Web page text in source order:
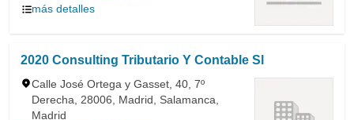
más detalles
2020 Consulting Tributario Y Contable Sl
Calle José Ortega y Gasset, 40, 7º
Derecha, 28006, Madrid, Salamanca,
Madrid